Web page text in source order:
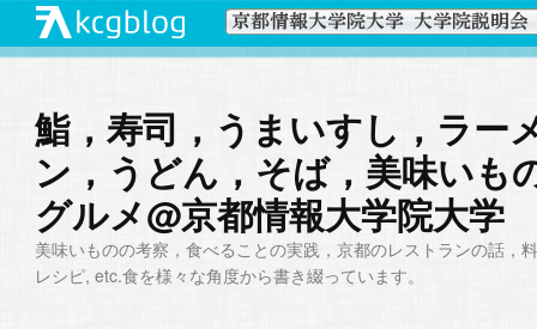
鮨，寿司，うまいすし，ラー
ン，うどん，そば，美味いも
グルメ@京都情報大学院大学
美味いものの考察，食べることの実践，京都のレストランの話，
レシピ, etc.食を様々な角度から書き綴っています。